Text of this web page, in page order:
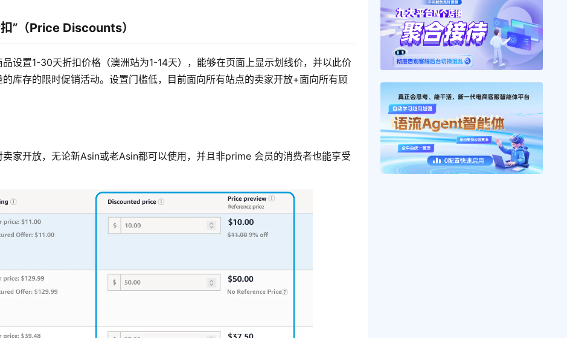
”（Price Discounts）
设置1-30天折扣价格（澳洲站为1-14天），能够在页面上显示划线价，并以此价
库存的限时促销活动。设置门槛低，目前面向所有站点的卖家开放+面向所有顾
卖家开放，无论新Asin或老Asin都可以使用，并且非prime 会员的消费者也能享受